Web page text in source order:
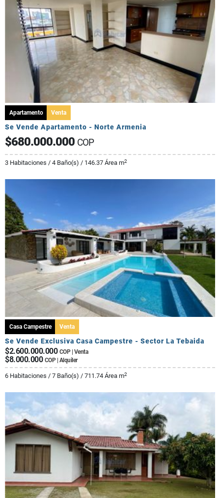
Apartamento Venta
Se Vende Apartamento - Norte Armenia
$680.000.000 COP
3 Habitaciones / 4 Baño(s) / 146.37 Área m2
Casa Campestre Venta
Se Vende Exclusiva Casa Campestre - Sector La Tebaida
$2.600.000.000 COP | Venta
$8.000.000 COP | Alquiler
6 Habitaciones / 7 Baño(s) / 711.74 Área m2